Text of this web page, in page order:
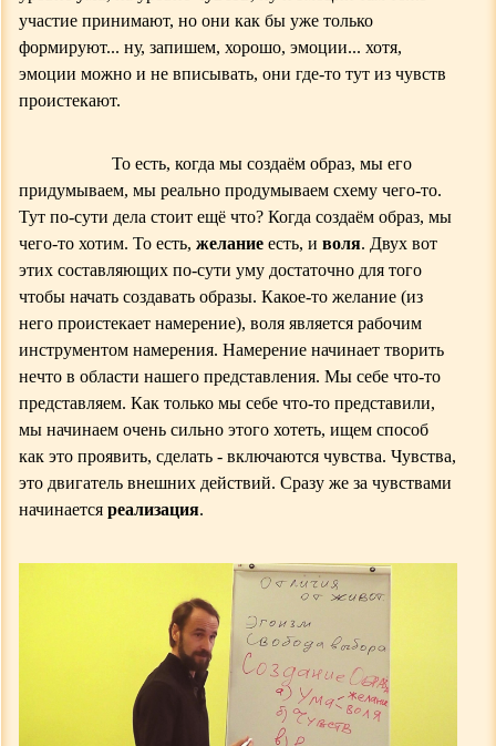
участие принимают, но они как бы уже только
формируют... ну, запишем, хорошо, эмоции... хотя,
эмоции можно и не вписывать, они где-то тут из чувств
проистекают.
То есть, когда мы создаём образ, мы его
придумываем, мы реально продумываем схему чего-то.
Тут по-сути дела стоит ещё что? Когда создаём образ, мы
чего-то хотим. То есть, желание есть, и воля. Двух вот
этих составляющих по-сути уму достаточно для того
чтобы начать создавать образы. Какое-то желание (из
него проистекает намерение), воля является рабочим
инструментом намерения. Намерение начинает творить
нечто в области нашего представления. Мы себе что-то
представляем. Как только мы себе что-то представили,
мы начинаем очень сильно этого хотеть, ищем способ
как это проявить, сделать - включаются чувства. Чувства,
это двигатель внешних действий. Сразу же за чувствами
начинается реализация.